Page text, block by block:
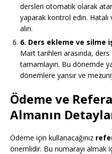
dersleri otomatik olarak
yaparak kontrol edin.
alın.
6. Ders ekleme ve silme
Mart tarihleri arasında,
tamamlayın. Bu dönemde
dönemlere yansır ve
Ödeme ve
Almanın
Ödeme için kullanacağınız
önemlidir. Bu numarayı almak